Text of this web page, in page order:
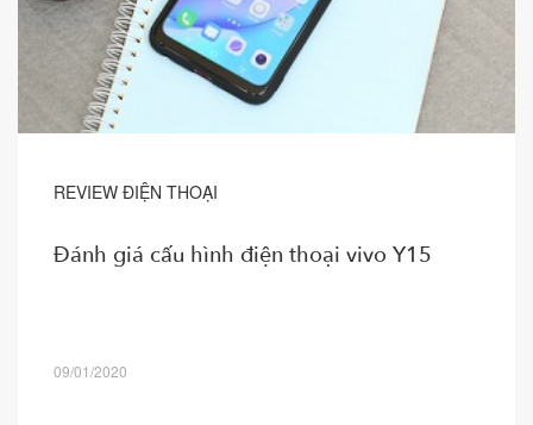
REVIEW ĐIỆN THOẠI
Đánh giá cấu hình điện thoại vivo Y15
09/01/2020